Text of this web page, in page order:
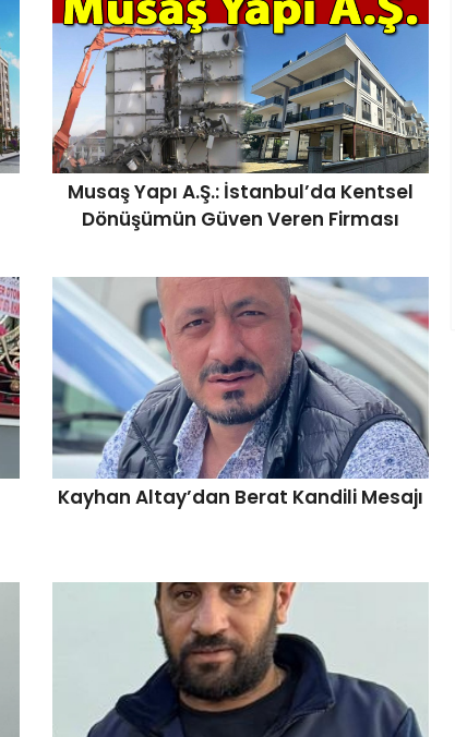
Musaş Yapı A.Ş.: İstanbul’da Kentsel
Dönüşümün Güven Veren Firması
Kayhan Altay’dan Berat Kandili Mesajı